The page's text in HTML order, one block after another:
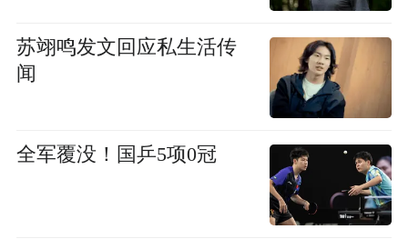
苏翊鸣发文回应私生活传
闻
全军覆没！国乒5项0冠